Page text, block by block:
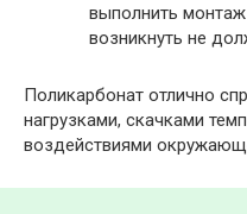
выполнить
возникнуть не
Поликарбонат отлично
нагрузками, скачками
воздействиями